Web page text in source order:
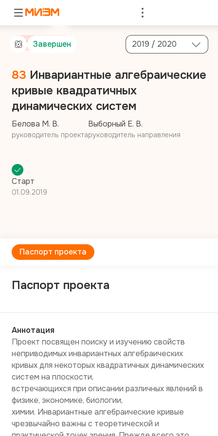
Завершен 2019 / 2020
От компании
83 Инвариантные алгебраические
кривые квадратичных
динамических систем
Белова М. В.
руководитель проекта
Выборный Е. В.
руководитель направления
Старт
01.09.2019
Паспорт проекта
Паспорт проекта
Аннотация
Проект посвящен поиску и изучению свойств
неприводимых инвариантных алгебраических
кривых для некоторых квадратичных динамических
систем на плоскости,
встречающихся при описании различных явлений в
физике, экономике, биологии,
химии. Инвариантные алгебраические кривые
чрезвычайно важны с теоретической и